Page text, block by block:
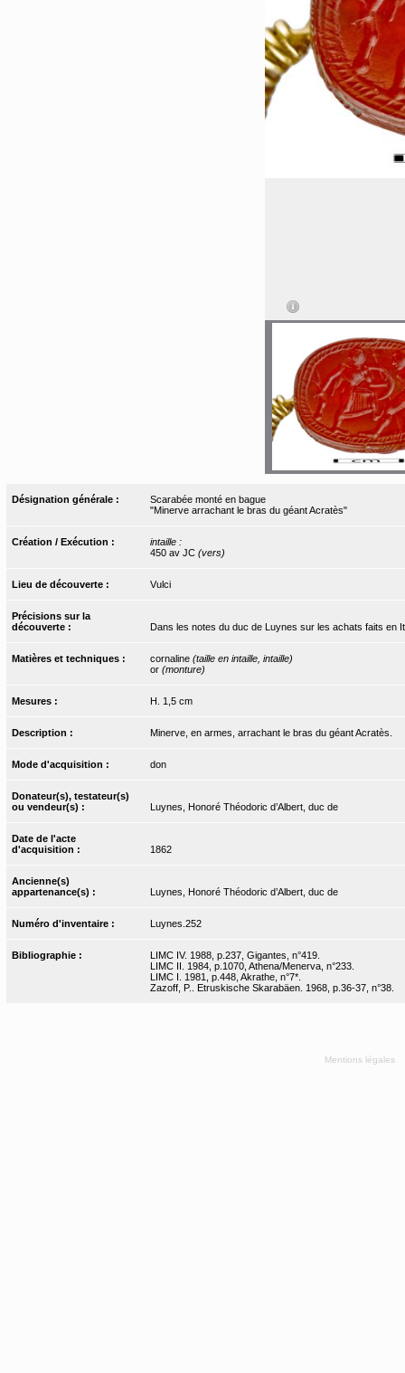
Désignation générale :
Scarabée monté en bague
"Minerve arrachant le bras du géant Acratès"
Création / Exécution :
intaille :
450 av JC (vers)
Lieu de découverte : Vulci
Précisions sur la
découverte :
Dans les notes du duc de Luynes sur les achats faits en
Matières et techniques : cornaline (taille en intaille, intaille)
or (monture)
Mesures : H. 1,5 cm
Description : Minerve, en armes, arrachant le bras du géant Acratès.
Mode d'acquisition : don
Donateur(s), testateur(s)
ou vendeur(s) :
Luynes, Honoré Théodoric d’Albert, duc de
Date de l'acte
d'acquisition :
1862
Ancienne(s)
appartenance(s) :
Luynes, Honoré Théodoric d’Albert, duc de
Numéro d'inventaire : Luynes.252
Bibliographie :
LIMC IV. 1988, p.237, Gigantes, n°419.
LIMC II. 1984, p.1070, Athena/Menerva, n°233.
LIMC I. 1981, p.448, Akrathe, n°7*.
Zazoff, P.. Etruskische Skarabäen. 1968, p.36-37, n°38.
Mentions légales